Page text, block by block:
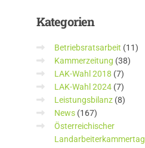
Kategorien
Betriebsratsarbeit (11)
Kammerzeitung (38)
LAK-Wahl 2018 (7)
LAK-Wahl 2024(7)
Leistungsbilanz(8)
News(167)
Österreichischer
Landarbeiterkammertag